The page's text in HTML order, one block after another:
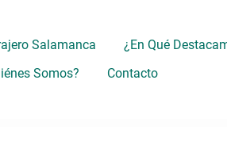
Salamanca ¿En Qué
Somos?
Contacto